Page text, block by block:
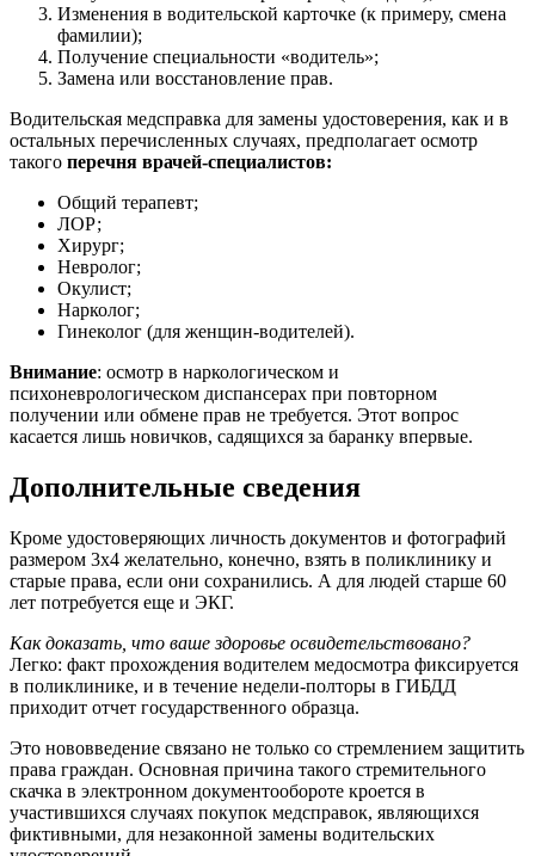
Изменения в водительской карточке (к примеру, смена
фамилии);
Получение специальности «водитель»;
Замена или восстановление прав.
Водительская медсправка для замены удостоверения, как и в
остальных перечисленных случаях, предполагает осмотр
такого перечня врачей-специалистов:
Общий терапевт;
ЛОР;
Хирург;
Невролог;
Окулист;
Нарколог;
Гинеколог (для женщин-водителей).
Внимание: осмотр в наркологическом и
психоневрологическом диспансерах при повторном
получении или обмене прав не требуется. Этот вопрос
касается лишь новичков, садящихся за баранку впервые.
Дополнительные сведения
Кроме удостоверяющих личность документов и фотографий
размером 3х4 желательно, конечно, взять в поликлинику и
старые права, если они сохранились. А для людей старше 60
лет потребуется еще и ЭКГ.
Как доказать, что ваше здоровье освидетельствовано?
Легко: факт прохождения водителем медосмотра фиксируется
в поликлинике, и в течение недели-полторы в ГИБДД
приходит отчет государственного образца.
Это нововведение связано не только со стремлением защитить
права граждан. Основная причина такого стремительного
скачка в электронном документообороте кроется в
участившихся случаях покупок медсправок, являющихся
фиктивными, для незаконной замены водительских